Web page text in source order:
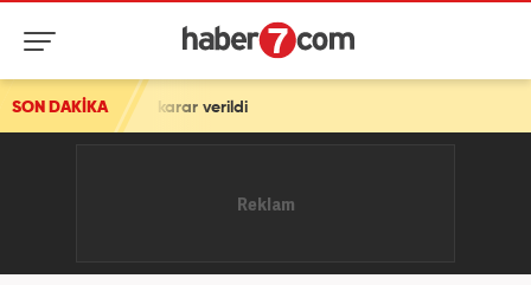
SON DAKİKA
karar verildi